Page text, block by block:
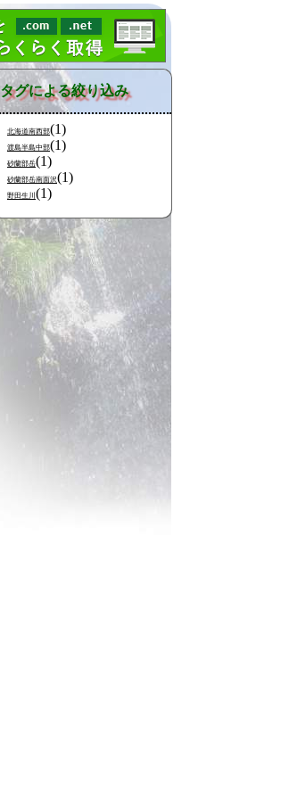
タグによる絞り込み
北海道南西部(1)
渡島半島中部(1)
砂蘭部岳(1)
砂蘭部岳南面沢(1)
野田生川 (1)